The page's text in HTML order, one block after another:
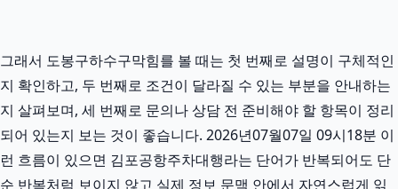
그래서 도봉구하수구막힘를 볼 때는 첫 번째로 설명이 구체적인
지 확인하고, 두 번째로 조건이 달라질 수 있는 부분을 안내하는
지 살펴보며, 세 번째로 문의나 상담 전 준비해야 할 항목이 정리
되어 있는지 보는 것이 좋습니다. 2026년07월07일 09시18분 이
런 흐름이 있으면 김포공항주차대행라는 단어가 반복되어도 단
순 반복처럼 보이지 않고 실제 정보 문맥 안에서 자연스럽게 읽